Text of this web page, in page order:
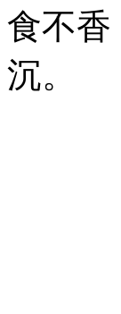
食不
沉。